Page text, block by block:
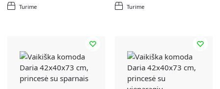
Turime Turime